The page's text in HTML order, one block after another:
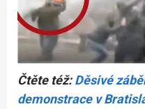
Čtěte též:Děsivé
demonstrace v